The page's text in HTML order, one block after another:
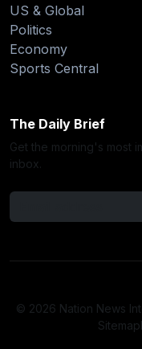
US & Global
Politics
Economy
Sports Central
The Daily Brief
Get the morning's most
inbox.
© 2026 Nation News
Sitemap